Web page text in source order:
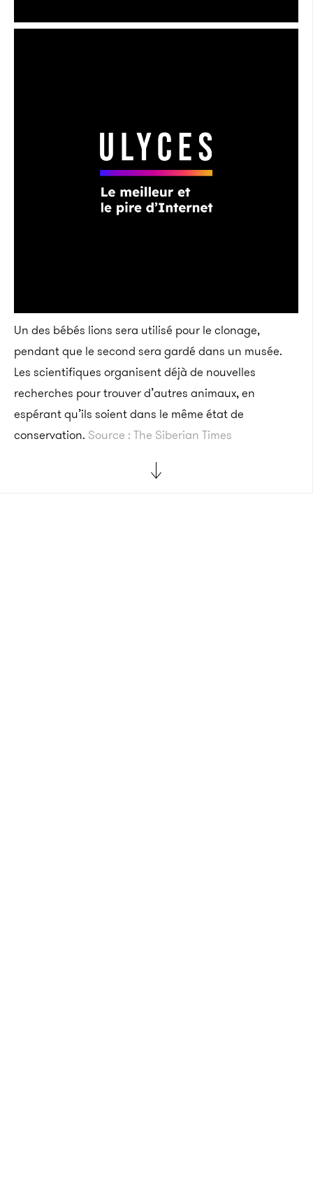
Un des bébés lions sera utilisé pour le clonage,
pendant que le second sera gardé dans un musée.
Les scientifiques organisent déjà de nouvelles
recherches pour trouver d’autres animaux, en
espérant qu’ils soient dans le même état de
conservation. Source : The Siberian Times